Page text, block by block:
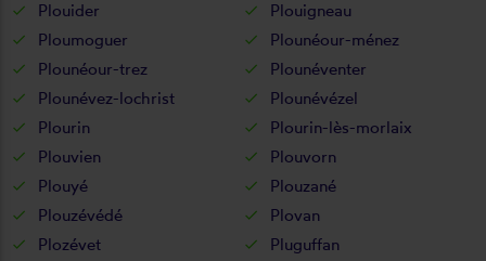
Plouider
Plouigneau
Ploumoguer
Plounéour-ménez
Plounéour-trez
Plounéventer
Plounévez-lochrist
Plounévézel
Plourin
Plourin-lès-morlaix
Plouvien
Plouvorn
Plouyé
Plouzané
Plouzévédé
Plovan
Plozévet
Pluguffan